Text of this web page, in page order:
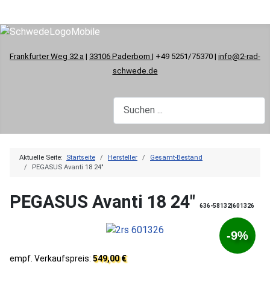
Frankfurter Weg 32 a | 33106 Paderborn | +49 5251/75370 | info@2-rad-
schwede.de
Aktuelle Seite: Startseite Hersteller
Gesamt-Bestand
PEGASUS Avanti 18 24"
PEGASUS Avanti 18 24" 636-58132|601326
-9%
empf. Verkaufspreis: 549,00 €